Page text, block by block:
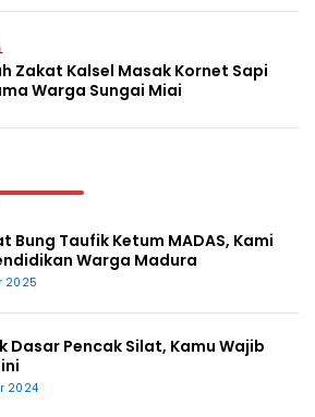
Zakat Kalsel Masak Kornet Sapi
Warga Sungai Miai
Bung Taufik Ketum MADAS, Kami
Warga Madura
2025
Dasar Pencak Silat, Kamu Wajib
2024